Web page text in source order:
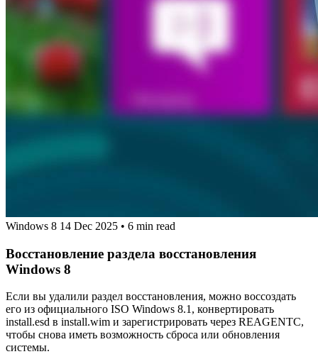
Windows 8 14 Dec 2025 • 6 min read
Восстановление раздела восстановления
Windows 8
Если вы удалили раздел восстановления, можно воссоздать
его из официального ISO Windows 8.1, конвертировать
install.esd в install.wim и зарегистрировать через REAGENTC,
чтобы снова иметь возможность сброса или обновления
системы.